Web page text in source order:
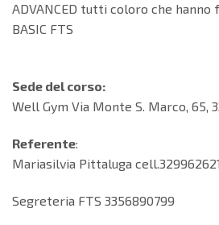
ADVANCED tutti coloro che
BASIC FTS
Sede del corso:
Well Gym Via Monte S. Marco, 65,
Referente:
Mariasilvia Pittaluga
Segreteria FTS 3356890799